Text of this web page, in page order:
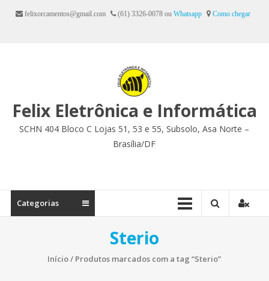
para
felixorcamentos@gmail.com (61) 3326-0078 ou Whatsapp Como chegar
Felix Eletrônica e Informática
SCHN 404 Bloco C Lojas 51, 53 e 55, Subsolo, Asa Norte –
Brasília/DF
Categorias
Sterio
Início/ Produtos marcados com a tag “Sterio”